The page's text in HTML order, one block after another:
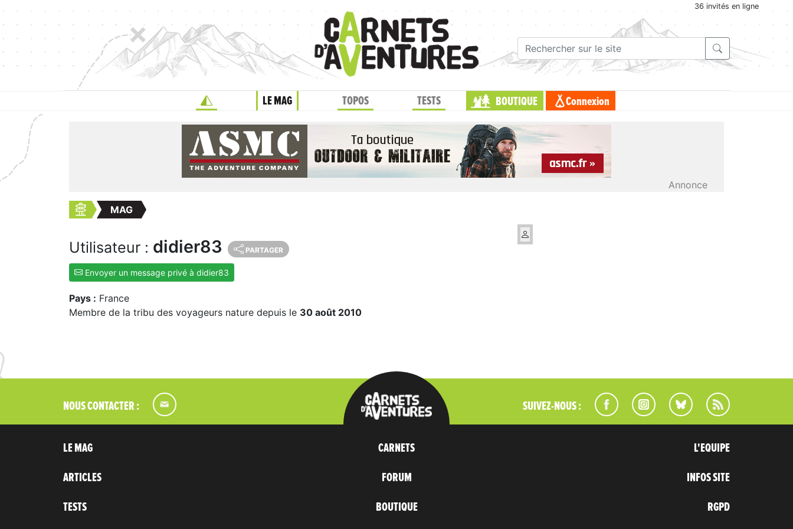
36 invités en ligne
LE MAG TOPOS TESTS BOUTIQUE Connexion
Annonce
MAG
Utilisateur : didier83 PARTAGER
Envoyer un message privé à didier83
Pays : France
Membre de la tribu des voyageurs nature depuis le 30 août 2010
NOUS CONTACTER : SUIVEZ-NOUS :
LE MAG
ARTICLES
TESTS
CARNETS
FORUM
BOUTIQUE
L'EQUIPE
INFOS SITE
RGPD